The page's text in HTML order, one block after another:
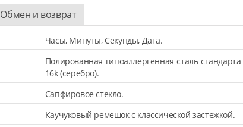
Обмен и возврат
Часы, Минуты, Секунды, Дата.
Полированная гипоаллергенная сталь
16k (серебро).
Сапфировое стекло.
Каучуковый ремешок с классической застежкой.